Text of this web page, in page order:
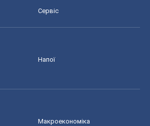
Сервіс
Напої
Макроекономіка